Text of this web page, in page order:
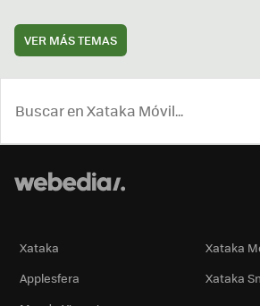
VER MÁS TEMAS
Xataka
Xataka
Applesfera
Xataka